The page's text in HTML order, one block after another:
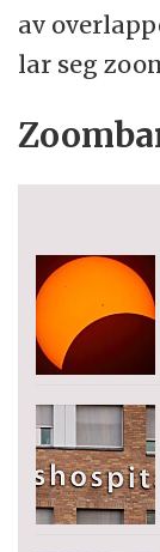
av
lar seg